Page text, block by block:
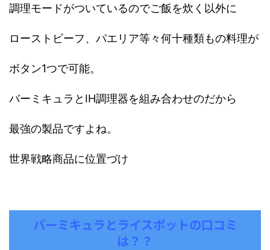
調理モードがついているのでご飯を炊く以外に
ローストビーフ、パエリア等々何十種類もの料理が
ボタン1つで可能。
バーミキュラとIH調理器を組み合わせのだから
最強の製品ですよね。
世界戦略商品に位置づけ
バーミキュラとライスポットの口コミ
は？？